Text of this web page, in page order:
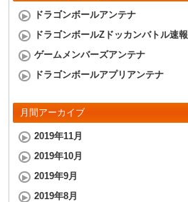
ドラゴンボールアンテナ
ドラゴンボールZドッカンバトル速報
ゲームメンバーズアンテナ
ドラゴンボールアプリアンテナ
月間アーカイブ
2019年11月
2019年10月
2019年9月
2019年8月